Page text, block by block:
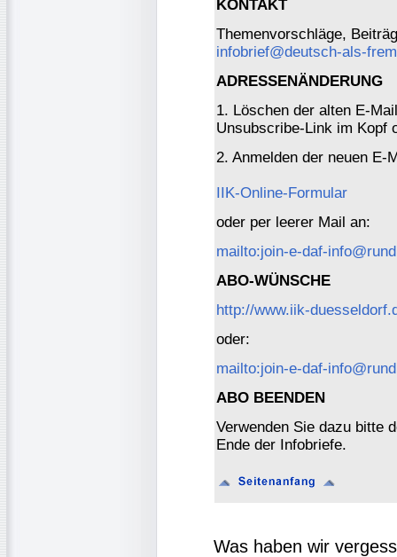
KONTAKT
Themenvorschläge,
infobrief@deutsch-als-
ADRESSENÄNDERUNG
1. Löschen der alten E-
Unsubscribe-Link im Kopf
2. Anmelden der neuen E-
IIK-Online-Formular
oder per leerer Mail an:
mailto:join-e-daf-
ABO-WÜNSCHE
http://www.iik-
oder:
mailto:join-e-daf-
ABO BEENDEN
Verwenden Sie dazu bitte
Ende der Infobriefe.
Was haben wir